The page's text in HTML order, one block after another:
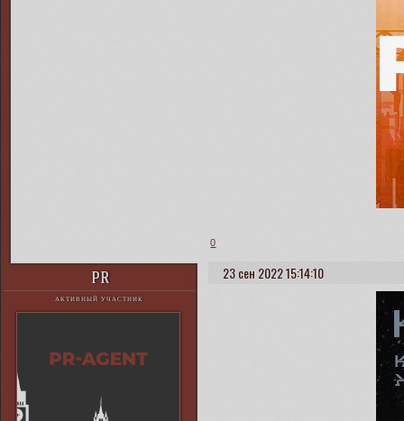
0
23 сен 2022 15:14:10
PR
АКТИВНЫЙ УЧАСТНИК